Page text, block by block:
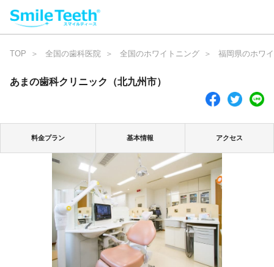
TOP 全国の歯科医院 全国のホワイトニング 福岡県のホワ
あまの歯科クリニック（北九州市）
料金プラン 基本情報 アクセス